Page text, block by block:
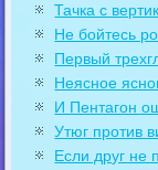
Тачка с
Не бойтесь
Первый
Неясное
И Пентагон
Утюг против
Если друг не